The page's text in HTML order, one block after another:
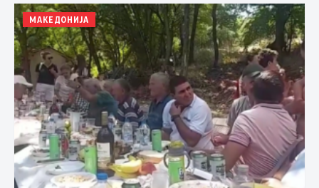
МАКЕДОНИЈА